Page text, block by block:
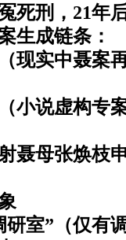
死刑，21年
生成链条：
现实中聂案
小说虚构专
聂母张焕枝
室”（仅有